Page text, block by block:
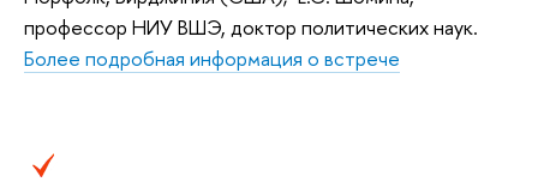
профессор НИУ ВШЭ, доктор политических наук.
Более подробная информация о встрече